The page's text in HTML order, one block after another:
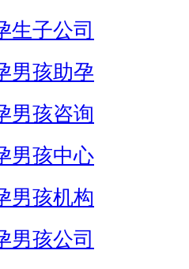
生子公司
男孩助孕
男孩咨询
男孩中心
男孩机构
男孩公司